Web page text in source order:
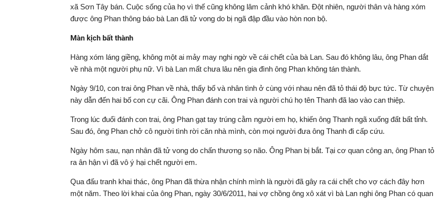
xã Sơn Tây bán. Cuộc sống của họ vì thế cũng không lâm cảnh khó khăn. Đột nhiên, người thân và hàng xóm
được ông Phan thông báo bà Lan đã tử vong do bị ngã đập đầu vào hòn non bộ.
Màn kịch bất thành
Hàng xóm láng giềng, không một ai mảy may nghi ngờ về cái chết của bà Lan. Sau đó không lâu, ông Phan dắt
về nhà một người phụ nữ. Vì bà Lan mất chưa lâu nên gia đình ông Phan không tán thành.
Ngày 9/10, con trai ông Phan về nhà, thấy bố và nhân tình ở cùng với nhau nên đã tỏ thái độ bực tức. Từ chuyện
này dẫn đến hai bố con cự cãi. Ông Phan đánh con trai và người chú họ tên Thanh đã lao vào can thiệp.
Trong lúc đuổi đánh con trai, ông Phan gạt tay trúng cằm người em họ, khiến ông Thanh ngã xuống đất bất tỉnh.
Sau đó, ông Phan chở cô người tình rời căn nhà mình, còn mọi người đưa ông Thanh đi cấp cứu.
Ngày hôm sau, nạn nhân đã tử vong do chấn thương sọ não. Ông Phan bị bắt. Tại cơ quan công an, ông Phan tỏ
ra ân hận vì đã vô ý hại chết người em.
Qua đấu tranh khai thác, ông Phan đã thừa nhận chính mình là người đã gây ra cái chết cho vợ cách đây hơn
một năm. Theo lời khai của ông Phan, ngày 30/6/2011, hai vợ chồng ông xô xát vì bà Lan nghi ông Phan có quan